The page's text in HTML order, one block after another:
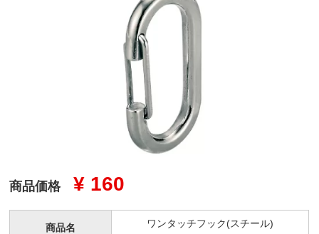
商品価格 ¥ 160
商品名 ワンタッチフック(スチール)